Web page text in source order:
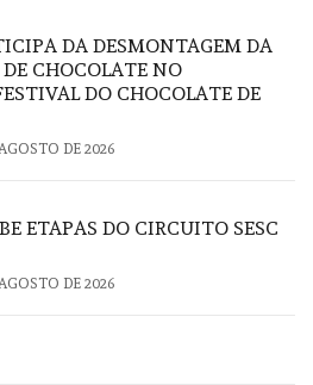
DA DESMONTAGEM DA
CHOCOLATE NO
DO CHOCOLATE DE
DE 2026
ETAPAS DO CIRCUITO SESC
DE 2026